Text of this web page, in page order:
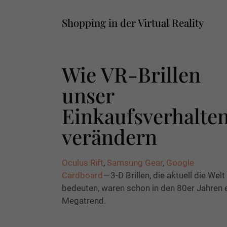
Shopping in der Virtual Reality
Wie VR-Brillen
unser
verändern
Oculus Rift, Samsung Gear, Google
Cardboard — 3-D Brillen, die aktuell die Welt
bedeuten, waren schon in den 80er Jahren
Megatrend.